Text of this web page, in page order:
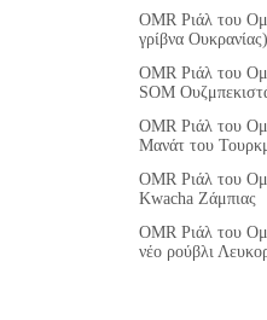
γρίβνα Ουκρανίας)
SOM
Μανάτ του
Kwacha Ζάμπιας
νέο ρούβλι